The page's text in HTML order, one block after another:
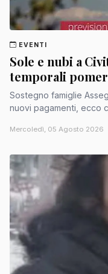
EVENTI
Sole e nubi a
temporali
Sostegno famiglie
nuovi pagamenti, ecco
Mercoledì, 05 Agosto 2026